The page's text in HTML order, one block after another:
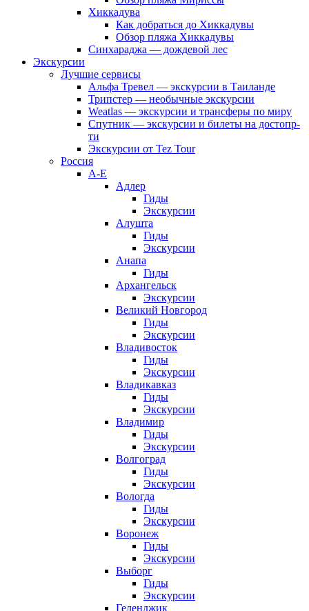
Хиккадува
Как добраться до Хиккадувы
Обзор пляжа Хиккадувы
Синхараджа — дождевой лес
Экскурсии
Лучшие сервисы
Альфа Тревел — экскурсии в Таиланде
Трипстер — необычные экскурсии
Weatlas — экскурсии и трансферы по миру
Спутник — экскурсии и билеты на достопр-
ти
Экскурсии от Tez Tour
Россия
А-Е
Адлер
Гиды
Экскурсии
Алушта
Гиды
Экскурсии
Анапа
Гиды
Архангельск
Экскурсии
Великий Новгород
Гиды
Экскурсии
Владивосток
Гиды
Экскурсии
Владикавказ
Гиды
Экскурсии
Владимир
Гиды
Экскурсии
Волгоград
Гиды
Экскурсии
Вологда
Гиды
Экскурсии
Воронеж
Гиды
Экскурсии
Выборг
Гиды
Экскурсии
Геленджик